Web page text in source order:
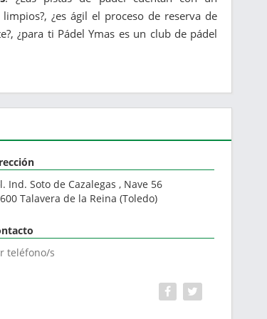
¿es ágil el proceso de reserva de
¿para ti Pádel Ymas es un club de pádel
Ind. Soto de Cazalegas , Nave 56
Talavera de la Reina (Toledo)
teléfono/s